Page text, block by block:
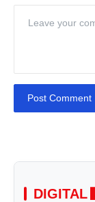
Post Comment
DIGITAL